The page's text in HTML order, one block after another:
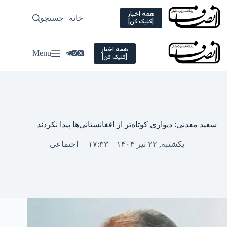
Skip
content
همه اخبار
[کلیک کن] خانه سیاسی
جستجو
همه اخبار
[کلیک کن] Menu
سعید معدنی: دیواری کوتاه‌تر از افغانستانی‌ها پیدا نکردند
یکشنبه, ۲۲ تیر ۱۴۰۴ – ۱۷:۳۳ اجتماعی